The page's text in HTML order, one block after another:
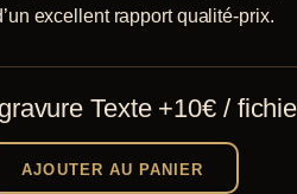
excellent rapport qualité-prix.
Texte +10€ /
AJOUTER AU PANIER